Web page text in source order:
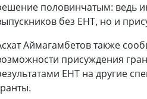
половинчатым: ведь
без ЕНТ, но и
Аймагамбетов также
присуждения
ЕНТ на другие